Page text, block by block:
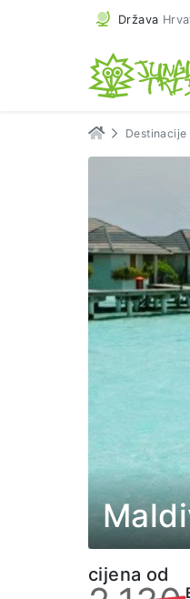
Država
Destinacije
cijena od